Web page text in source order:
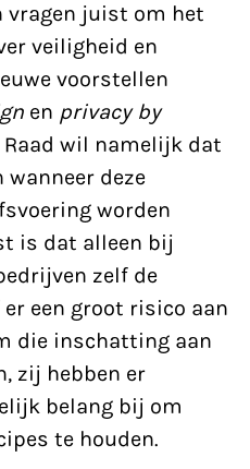
vragen juist om het
veiligheid en
voorstellen
en privacy by
wil namelijk dat
deze
worden
is dat alleen bij
zelf de
een groot risico aan
die inschatting aan
zij hebben er
belang bij om
te houden.